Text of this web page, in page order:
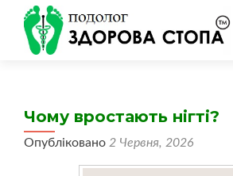
Чому вростають нігті?
Опубліковано 2 Червня, 2026